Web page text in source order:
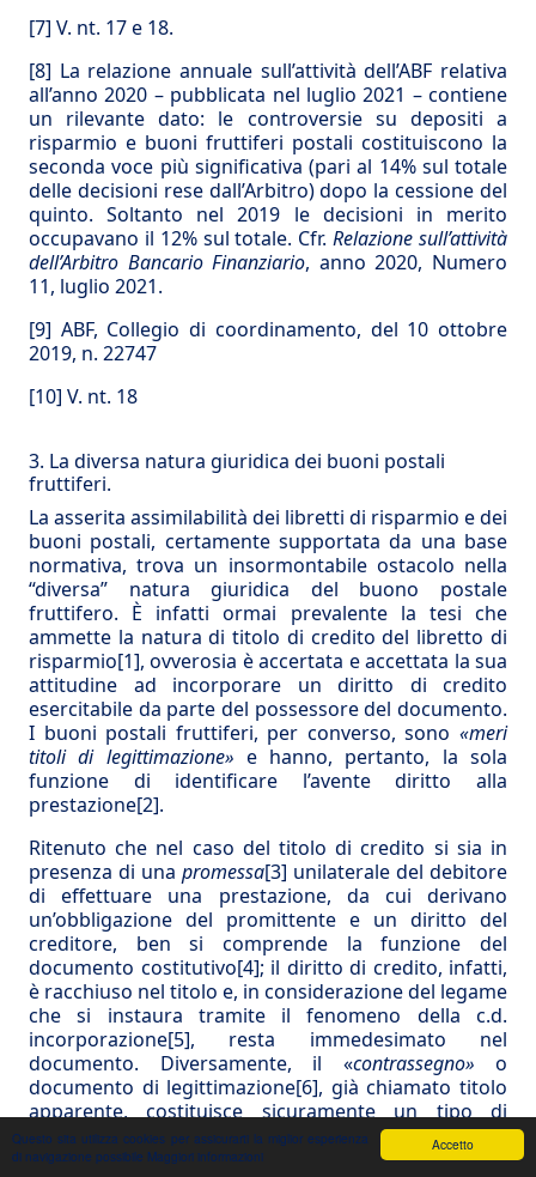
Accetto
Questo sita utilizza cookies per assicurarti la miglior esperienza
di navigazione possibile Maggiori informazioni
[7] V. nt. 17 e 18.
[8] La relazione annuale sull’attività dell’ABF relativa
all’anno 2020 – pubblicata nel luglio 2021 – contiene
un rilevante dato: le controversie su depositi a
risparmio e buoni fruttiferi postali costituiscono la
seconda voce più significativa (pari al 14% sul totale
delle decisioni rese dall’Arbitro) dopo la cessione del
quinto. Soltanto nel 2019 le decisioni in merito
occupavano il 12% sul totale. Cfr.Relazione sull’attività
dell’Arbitro Bancario Finanziario, anno 2020, Numero
11, luglio 2021.
[9] ABF, Collegio di coordinamento, del 10 ottobre
2019, n. 22747
[10] V. nt. 18
3. La diversa natura giuridica dei buoni postali
fruttiferi.
La asserita assimilabilità dei libretti di risparmio e dei
buoni postali, certamente supportata da una base
normativa, trova un insormontabile ostacolo nella
“diversa” natura giuridica del buono postale
fruttifero. È infatti ormai prevalente la tesi che
ammette la natura di titolo di credito del libretto di
risparmio[1], ovverosia è accertata e accettata la sua
attitudine ad incorporare un diritto di credito
esercitabile da parte del possessore del documento.
I buoni postali fruttiferi, per converso, sono «meri
titoli di legittimazione» e hanno, pertanto, la sola
funzione di identificare l’avente diritto alla
prestazione[2].
Ritenuto che nel caso del titolo di credito si sia in
presenza di una promessa[3] unilaterale del debitore
di effettuare una prestazione, da cui derivano
un’obbligazione del promittente e un diritto del
creditore, ben si comprende la funzione del
documento costitutivo[4]; il diritto di credito, infatti,
è racchiuso nel titolo e, in considerazione del legame
che si instaura tramite il fenomeno della c.d.
incorporazione[5], resta immedesimato nel
documento. Diversamente, il «contrassegno» o
documento di legittimazione[6], già chiamato titolo
apparente, costituisce sicuramente un tipo di
documento di efficacia più accentuata del
documento meramente probatorio, pur tuttavia